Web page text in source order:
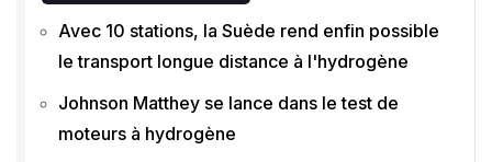
Avec 10 stations, la Suède rend enfin possible
le transport longue distance à l'hydrogène
Johnson Matthey se lance dans le test de
moteurs à hydrogène